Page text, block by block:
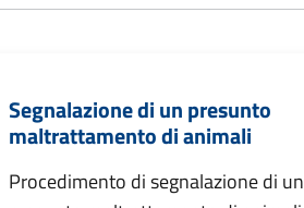
Segnalazione di un presunto
maltrattamento di animali
Procedimento di segnalazione di un